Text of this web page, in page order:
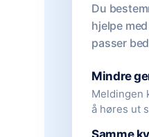
Du
hjelpe
passer
Mindre
Meldingen
å høres ut
Samme